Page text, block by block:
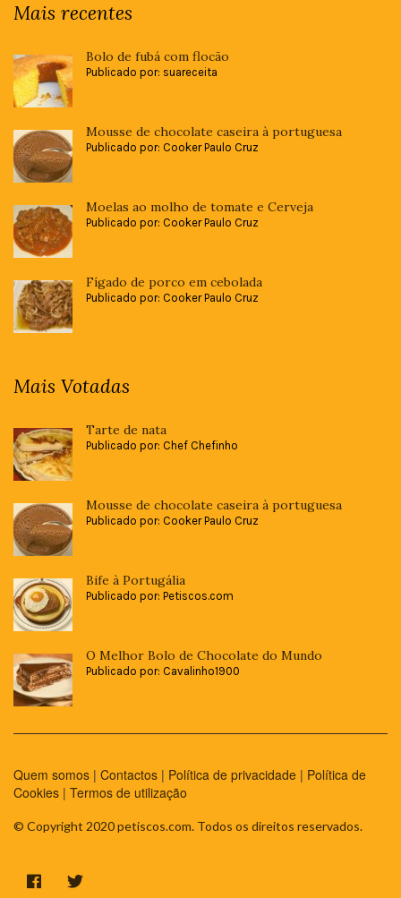
Mais recentes
Bolo de fubá com flocão
Publicado por: suareceita
Mousse de chocolate caseira à portuguesa
Publicado por: Cooker Paulo Cruz
Moelas ao molho de tomate e Cerveja
Publicado por: Cooker Paulo Cruz
Fígado de porco em cebolada
Publicado por: Cooker Paulo Cruz
Mais Votadas
Tarte de nata
Publicado por: Chef Chefinho
Mousse de chocolate caseira à portuguesa
Publicado por: Cooker Paulo Cruz
Bife à Portugália
Publicado por: Petiscos.com
O Melhor Bolo de Chocolate do Mundo
Publicado por: Cavalinho1900
Quem somos | Contactos | Política de privacidade | Política de
Cookies | Termos de utilização
© Copyright 2020 petiscos.com. Todos os direitos reservados.